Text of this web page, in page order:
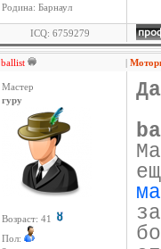
Родина: Барнаул
ICQ: 6759279
ballist |
Мастер
гуру
Возраст: 41
Пол: